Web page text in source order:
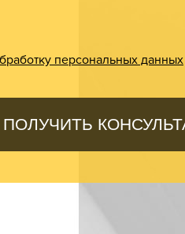
персональных данных
ПОЛУЧИТЬ